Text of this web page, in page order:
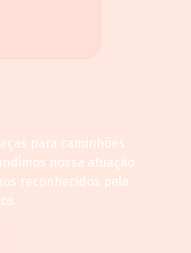
para caminhões
nossa atuação
reconhecidos pela